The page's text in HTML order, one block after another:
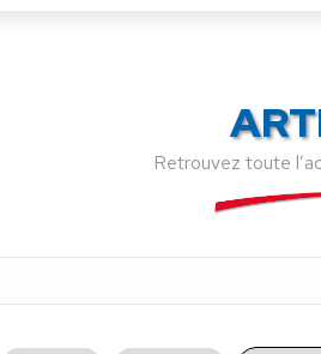
Retrouvez toute